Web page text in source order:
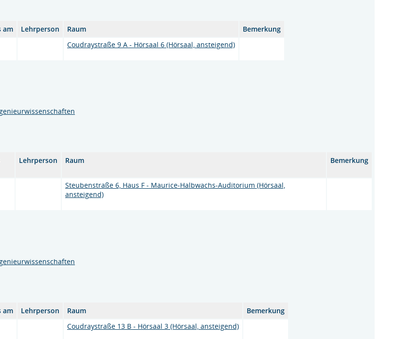
am Lehrperson Raum
Bemerkung
Coudraystraße 9 A - Hörsaal 6 (Hörsaal, ansteigend)
Lehrperson Raum Bemerkung
Steubenstraße 6, Haus F - Maurice-Halbwachs-Auditorium (Hörsaal,
ansteigend)
am Lehrperson Raum
Bemerkung
Coudraystraße 13 B - Hörsaal 3 (Hörsaal, ansteigend)